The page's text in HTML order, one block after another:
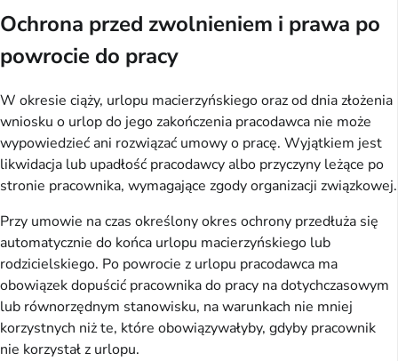
Ochrona przed zwolnieniem i prawa po
powrocie do pracy
W okresie ciąży, urlopu macierzyńskiego oraz od dnia złożenia
wniosku o urlop do jego zakończenia pracodawca nie może
wypowiedzieć ani rozwiązać umowy o pracę. Wyjątkiem jest
likwidacja lub upadłość pracodawcy albo przyczyny leżące po
stronie pracownika, wymagające zgody organizacji związkowej.
Przy umowie na czas określony okres ochrony przedłuża się
automatycznie do końca urlopu macierzyńskiego lub
rodzicielskiego. Po powrocie z urlopu pracodawca ma
obowiązek dopuścić pracownika do pracy na dotychczasowym
lub równorzędnym stanowisku, na warunkach nie mniej
korzystnych niż te, które obowiązywałyby, gdyby pracownik
nie korzystał z urlopu.